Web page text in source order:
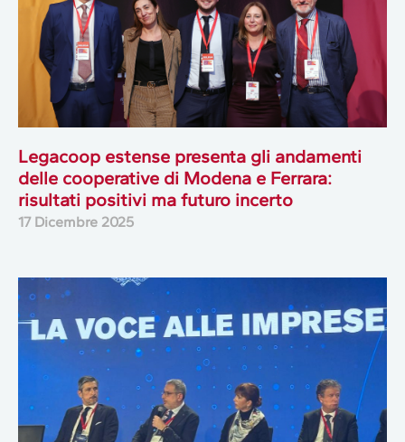
Legacoop estense presenta gli andamenti
delle cooperative di Modena e Ferrara:
risultati positivi ma futuro incerto
17 Dicembre 2025